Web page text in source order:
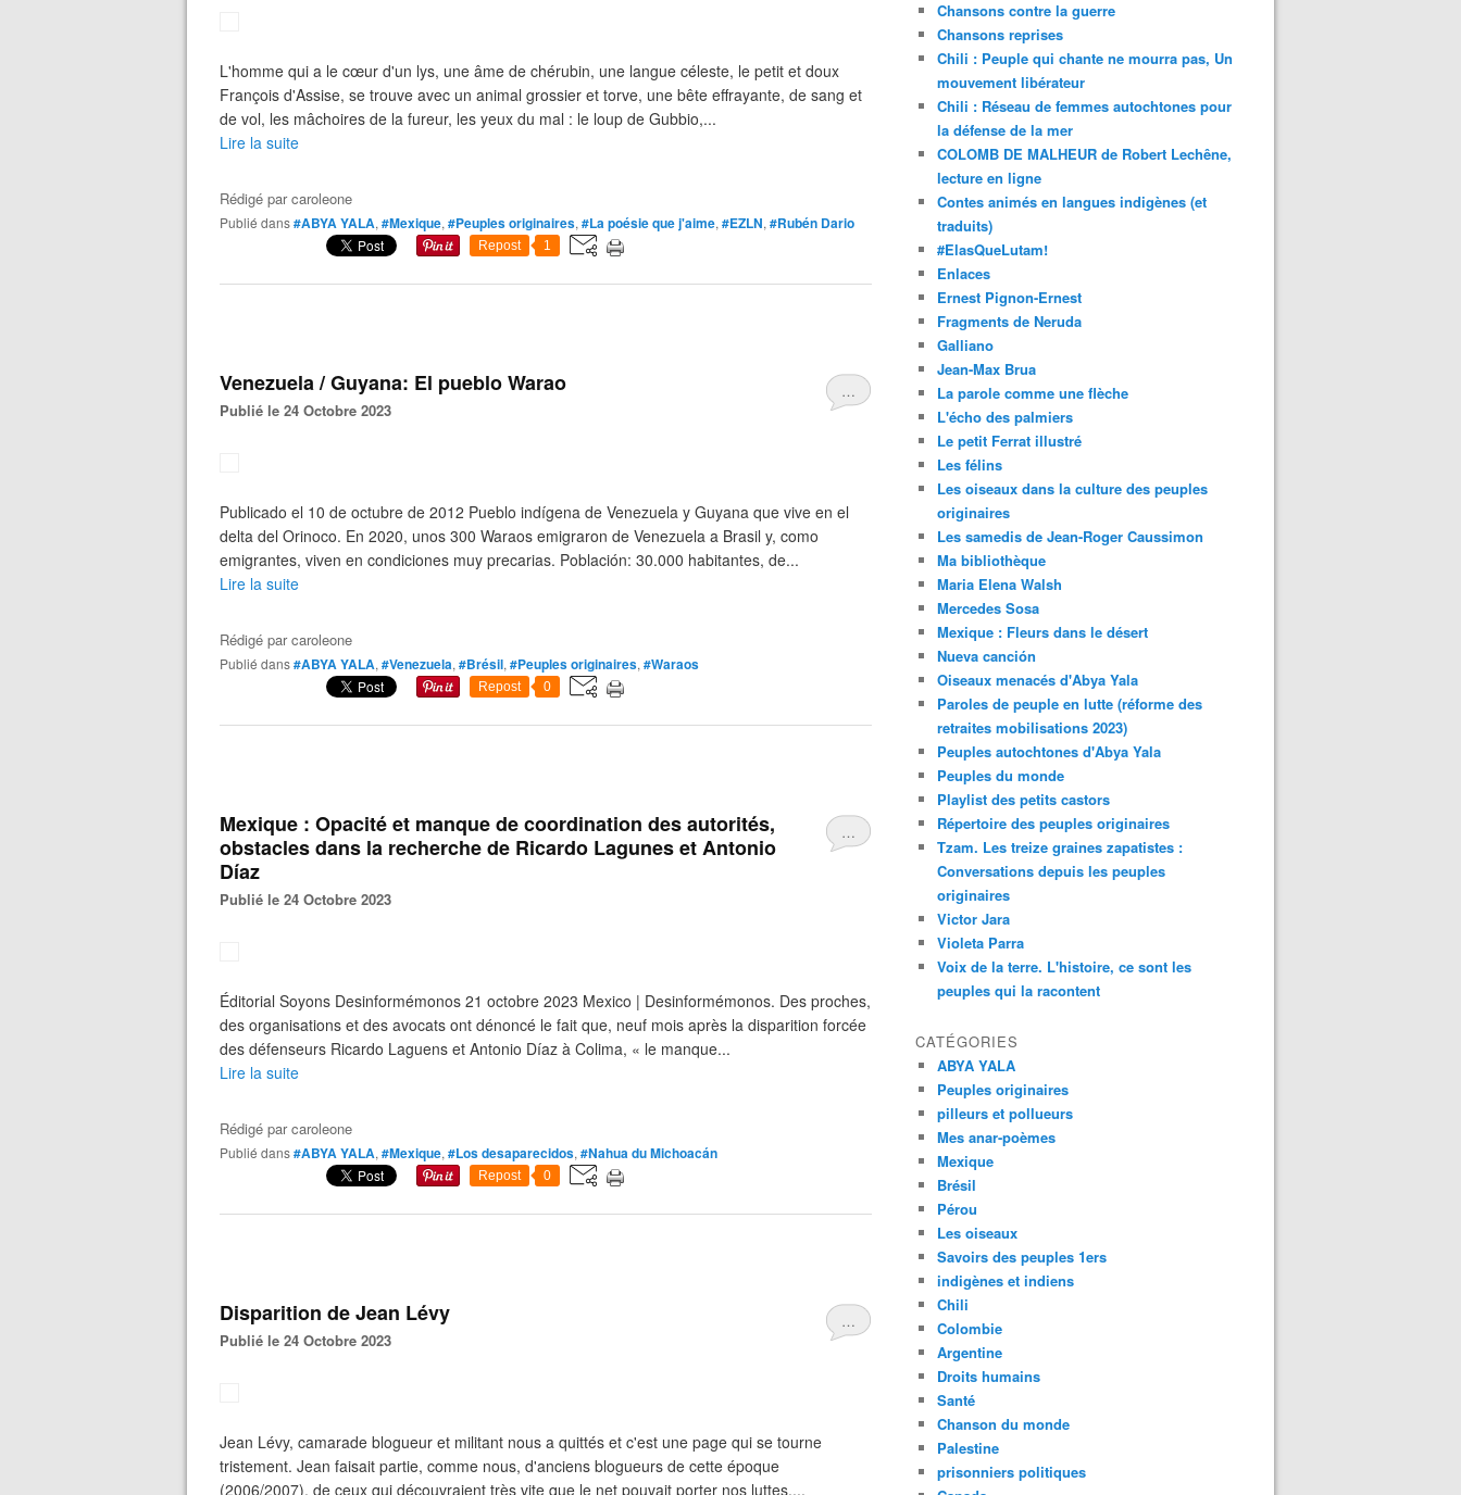
L'homme qui a le cœur d'un lys, une âme de chérubin, une langue céleste, le petit et doux
François d'Assise, se trouve avec un animal grossier et torve, une bête effrayante, de sang et
de vol, les mâchoires de la fureur, les yeux du mal : le loup de Gubbio,...
Lire la suite
Rédigé parcaroleone
Publié dans#ABYA YALA, #Mexique, #Peuples originaires, #La poésie que j'aime, #EZLN, #Rubén Dario
Repost 1
…
Venezuela / Guyana: El pueblo Warao
Publié le 24 Octobre 2023
Publicado el 10 de octubre de 2012 Pueblo indígena de Venezuela y Guyana que vive en el
delta del Orinoco. En 2020, unos 300 Waraos emigraron de Venezuela a Brasil y, como
emigrantes, viven en condiciones muy precarias. Población: 30.000 habitantes, de...
Lire la suite
Rédigé parcaroleone
Publié dans#ABYA YALA, #Venezuela, #Brésil, #Peuples originaires, #Waraos
Repost 0
…
Mexique : Opacité et manque de coordination des autorités,
obstacles dans la recherche de Ricardo Lagunes et Antonio
Díaz
Publié le 24 Octobre 2023
Éditorial Soyons Desinformémonos 21 octobre 2023 Mexico | Desinformémonos. Des proches,
des organisations et des avocats ont dénoncé le fait que, neuf mois après la disparition forcée
des défenseurs Ricardo Laguens et Antonio Díaz à Colima, « le manque...
Lire la suite
Rédigé parcaroleone
Publié dans#ABYA YALA, #Mexique, #Los desaparecidos, #Nahua du Michoacán
Repost 0
…
Disparition de Jean Lévy
Publié le 24 Octobre 2023
Jean Lévy, camarade blogueur et militant nous a quittés et c'est une page qui se tourne
tristement. Jean faisait partie, comme nous, d'anciens blogueurs de cette époque
(2006/2007), de ceux qui découvraient très vite que le net pouvait porter nos luttes,...
Chansons contre la guerre
Chansons reprises
Chili : Peuple qui chante ne mourra pas, Un
mouvement libérateur
Chili : Réseau de femmes autochtones pour
la défense de la mer
COLOMB DE MALHEUR de Robert Lechêne,
lecture en ligne
Contes animés en langues indigènes (et
traduits)
#ElasQueLutam!
Enlaces
Ernest Pignon-Ernest
Fragments de Neruda
Galliano
Jean-Max Brua
La parole comme une flèche
L'écho des palmiers
Le petit Ferrat illustré
Les félins
Les oiseaux dans la culture des peuples
originaires
Les samedis de Jean-Roger Caussimon
Ma bibliothèque
Maria Elena Walsh
Mercedes Sosa
Mexique : Fleurs dans le désert
Nueva canción
Oiseaux menacés d'Abya Yala
Paroles de peuple en lutte (réforme des
retraites mobilisations 2023)
Peuples autochtones d'Abya Yala
Peuples du monde
Playlist des petits castors
Répertoire des peuples originaires
Tzam. Les treize graines zapatistes :
Conversations depuis les peuples
originaires
Victor Jara
Violeta Parra
Voix de la terre. L'histoire, ce sont les
peuples qui la racontent
CATÉGORIES
ABYA YALA
Peuples originaires
pilleurs et pollueurs
Mes anar-poèmes
Mexique
Brésil
Pérou
Les oiseaux
Savoirs des peuples 1ers
indigènes et indiens
Chili
Colombie
Argentine
Droits humains
Santé
Chanson du monde
Palestine
prisonniers politiques